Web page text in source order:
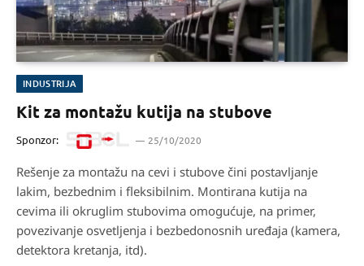
INDUSTRIJA
Kit za montažu kutija na stubove
Sponzor: 25/10/2020
Rešenje za montažu na cevi i stubove čini postavljanje
lakim, bezbednim i fleksibilnim. Montirana kutija na
cevima ili okruglim stubovima omogućuje, na primer,
povezivanje osvetljenja i bezbedonosnih uređaja (kamera,
detektora kretanja, itd).